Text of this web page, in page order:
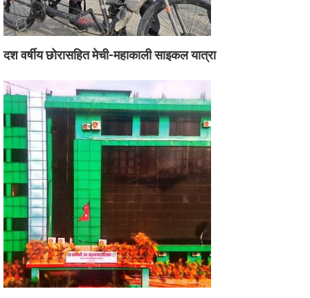
दश वर्षीय छोरासहित मेची-महाकाली साइकल यात्रा